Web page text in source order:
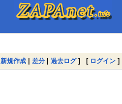
新規作成 | 差分 | 過去ログ] [ ログイン ]